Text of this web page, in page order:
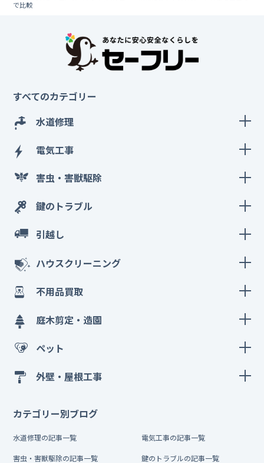
で比較
すべてのカテゴリー
水道修理
電気工事
害虫・害獣駆除
鍵のトラブル
引越し
ハウスクリーニング
不用品買取
庭木剪定・造園
ペット
外壁・屋根工事
カテゴリー別ブログ
水道修理の記事一覧 電気工事の記事一覧
害虫・害獣駆除の記事一覧 鍵のトラブルの記事一覧